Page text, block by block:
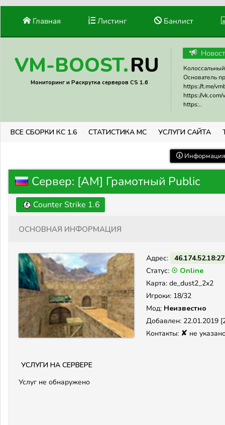
Главная Листинг Банлист
VM-BOOST.RU
Мониторинг и Раскрутка серверов CS 1.6
Основатель
https://t.me/
https://vk.com/
https:..
ВСЕ СБОРКИ КС 1.6 СТАТИСТИКА МС УСЛУГИ САЙТА
Сервер: [AM] Грамотный Public
Counter Strike 1.6
Основная информация
Адрес:
Статус: ☉ Online
Карта: de_dust2_2x2
Игроки: 18/32
Мод: Неизвестно
Добавлен: 22.01.2019
Контакты: ✘ не
Услуги на сервере
Услуг не обнаружено